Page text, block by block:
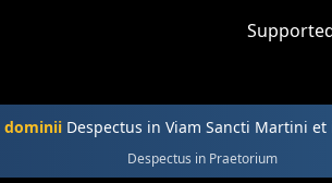
dominiiDespectus in Viam Sancti Martini et
Despectus in Praetorium